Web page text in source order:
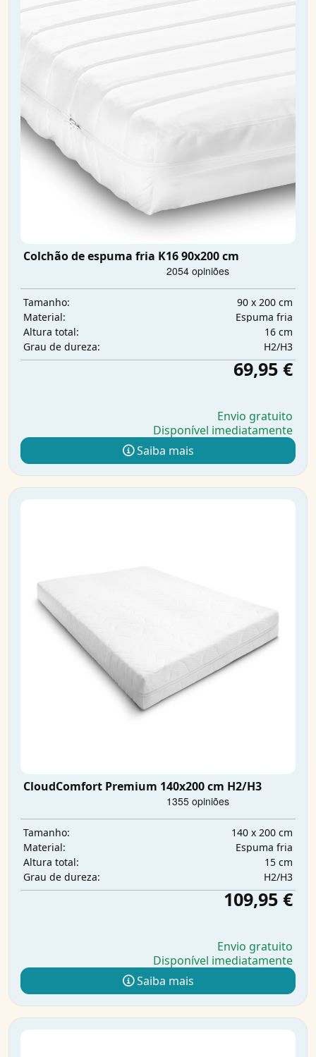
Colchão de espuma fria K16 90x200 cm
Tamanho:
90 x 200 cm
Material:
Espuma fria
Altura total:
16 cm
Grau de dureza:
H2/H3
69,95 €
Envio gratuito
Disponível imediatamente
Saiba mais
CloudComfort Premium 140x200 cm H2/H3
Tamanho:
140 x 200 cm
Material:
Espuma fria
Altura total:
15 cm
Grau de dureza:
H2/H3
109,95 €
Envio gratuito
Disponível imediatamente
Saiba mais